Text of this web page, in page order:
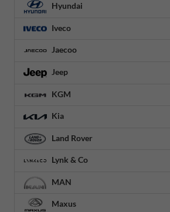
Hyundai
Iveco
Jaecoo
Jeep
KGM
Kia
Land Rover
Lynk & Co
MAN
Maxus